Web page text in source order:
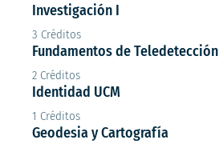
Investigación I
3 Créditos
Fundamentos de Teledetección
2 Créditos
Identidad UCM
1 Créditos
Geodesia y Cartografía